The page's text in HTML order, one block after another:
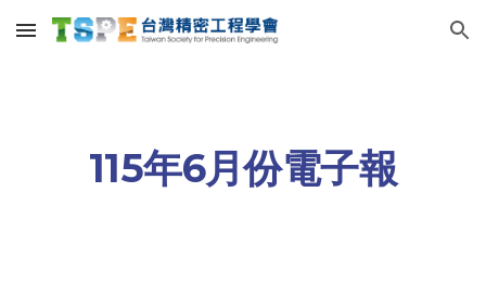
Skip to main content Skip to navigation
115年6月份電子報